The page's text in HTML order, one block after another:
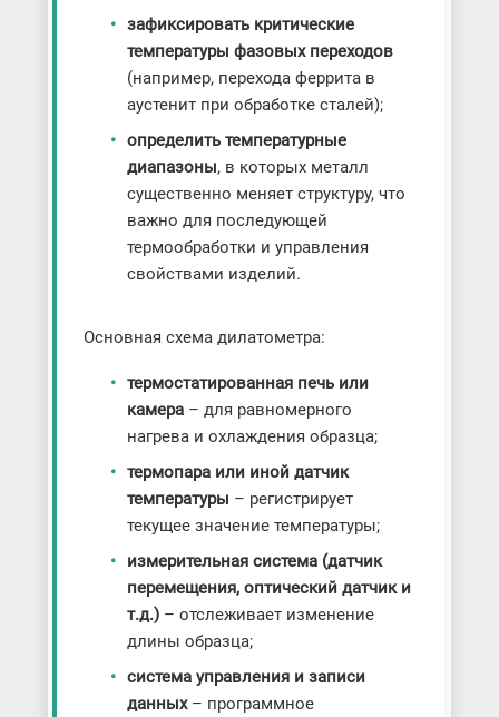
зафиксировать критические
температуры фазовых переходов
(например, перехода феррита в
аустенит при обработке сталей);
определить температурные
диапазоны, в которых металл
существенно меняет структуру, что
важно для последующей
термообработки и управления
свойствами изделий.
Основная схема дилатометра:
термостатированная печь или
камера– для равномерного
нагрева и охлаждения образца;
термопара или иной датчик
температуры – регистрирует
текущее значение температуры;
измерительная система (датчик
перемещения, оптический датчик и
т.д.)– отслеживает изменение
длины образца;
система управления и записи
данных– программное